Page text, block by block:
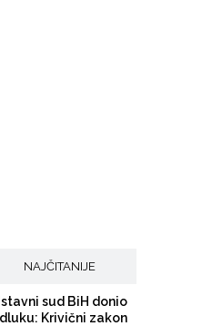
NAJČITANIJE
sud BiH donio
Krivični zakon